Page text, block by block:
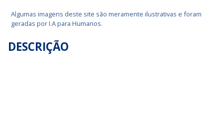
Algumas imagens deste site são meramente ilustrativas e foram
geradas por I.A para Humanos.
DESCRIÇÃO